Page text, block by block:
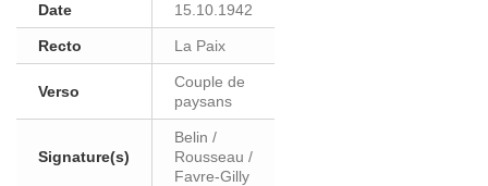
Date 15.10.1942
Recto La Paix
Verso
Couple de
paysans
Signature(s)
Belin /
Rousseau /
Favre-Gilly